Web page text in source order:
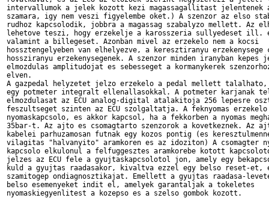
intervallumok a jelek kozott kezi magassagallitast jelentenek
szamara, igy nem veszi figyelembe oket.) A szenzor az elso
rudhoz kapcsolodik, jobbra a magassag szabalyzo mellett. Az
lehetove teszi, hogy erzekelje a karosszeria sullyedeset ill.
valamint a billegeset. Azonban mivel az erzekelo nem a kocsi
hossztengelyeben van elhelyezve, a keresztiranyu erzekenysege
hossziranyu erzekenysegenek. A szenzor minden iranyban kepes
elmozdulas amplitudojat es sebesseget a kormanykerek
elven.
A gazpedal helyzetet jelzo erzekelo a pedal mellett
egy potmeter integralt ellenallasokkal. A potmeter karjanak
elmozdulasat az ECU analog-digital atalakitoja 256 lepesre
feszultseget szinten az ECU szolgaltatja. A feknyomas erzekelo
nyomaskapcsolo, es akkor kapcsol, ha a fekkorben a nyomas
35bar-t. Az ajto es csomagtarto szenzorok a kovetkeznek. Az
kabelei parhuzamosan futnak egy kozos pontig (es
vilagitas "halvanyito" aramkoren es az idoziton) A csomagter
kapcsolo elkulonul a felfuggesztes aramkorebe kotott
jelzes az ECU fele a gyujtaskapcsolotol jon, amely egy
kuld a gyujtas raadasakor, kivaltva ezzel egy belso reset-
szamitogep ondiagnosztikajat. Emellett a gyujtas raadasa-
belso esemenyeket indit el, amelyek garantaljak a tokeletes
nyomaskiegyenlitest a kozepso es a szelso gombok kozott.